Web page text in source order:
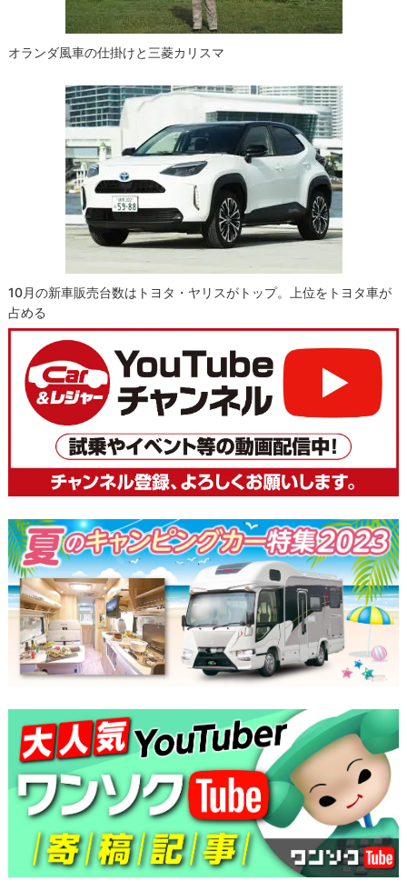
オランダ風車の仕掛けと三菱カリスマ
10月の新車販売台数はトヨタ・ヤリスがトップ。上位をトヨタ車が
占める